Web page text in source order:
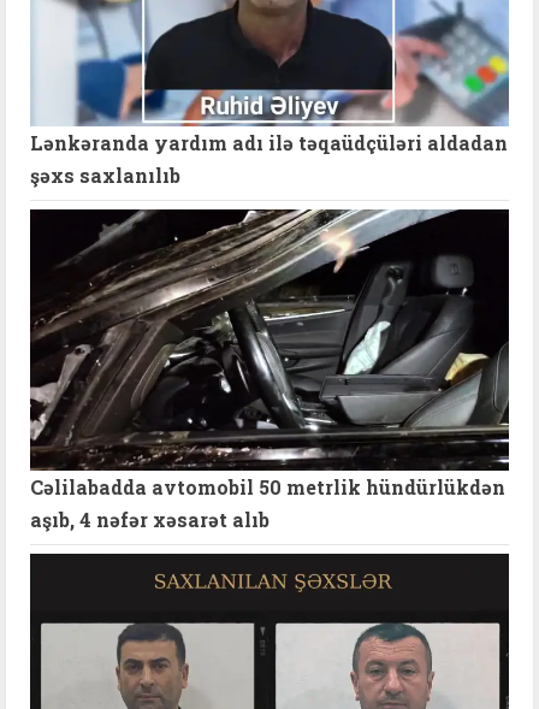
Lənkəranda yardım adı ilə təqaüdçüləri aldadan
şəxs saxlanılıb
Cəlilabadda avtomobil 50 metrlik hündürlükdən
aşıb, 4 nəfər xəsarət alıb